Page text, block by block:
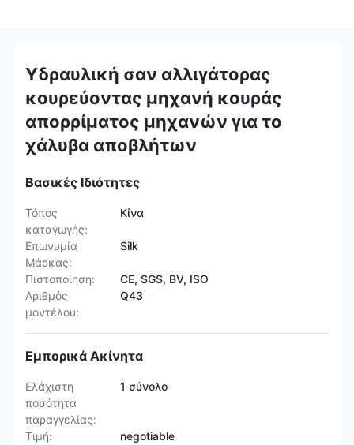
Υδραυλική σαν αλλιγάτορας
κουρεύοντας μηχανή κουράς
απορρίματος μηχανών για το
χάλυβα αποβλήτων
Βασικές Ιδιότητες
Τόπος
καταγωγής:
Κίνα
Επωνυμία
Μάρκας:
Silk
Πιστοποίηση:
CE, SGS, BV, ISO
Αριθμός
μοντέλου:
Q43
Εμπορικά Ακίνητα
Ελάχιστη
ποσότητα
παραγγελίας:
1 σύνολο
Τιμή:
negotiable